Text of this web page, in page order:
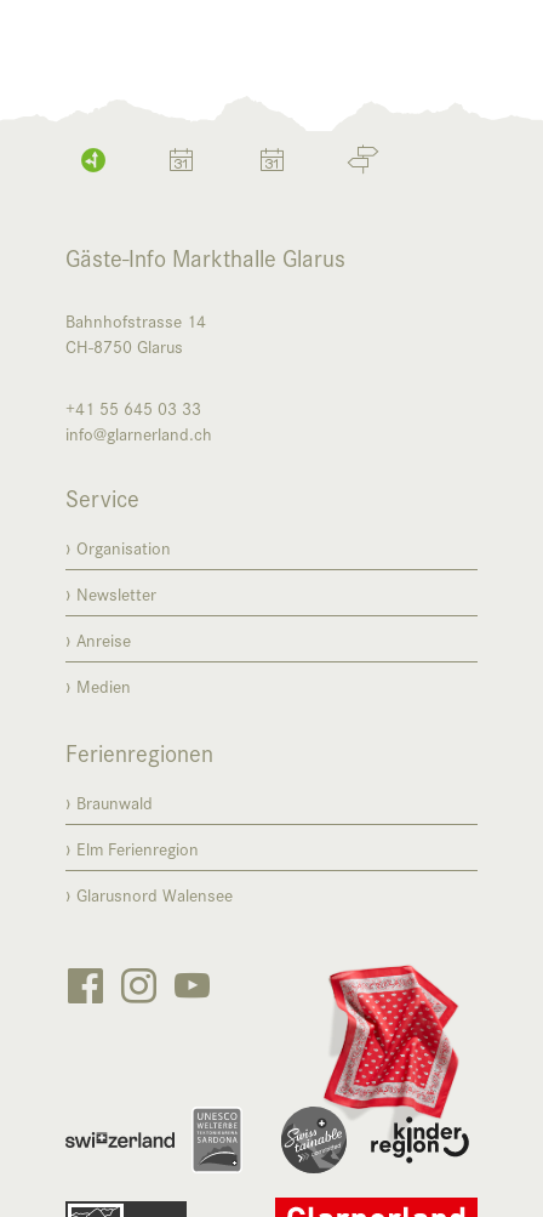
Gäste-Info Markthalle Glarus
Bahnhofstrasse 14
CH-8750 Glarus
+41 55 645 03 33
info@glarnerland.ch
Service
Organisation
Newsletter
Anreise
Medien
Ferienregionen
Braunwald
Elm Ferienregion
Glarusnord Walensee

 